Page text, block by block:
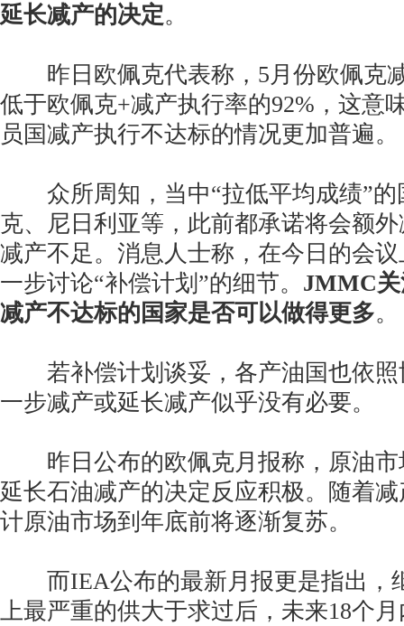
延长减产的决定。
昨日欧佩克代表称，5月份欧佩克
低于欧佩克+减产执行率的92%，这意
员国减产执行不达标的情况更加普遍。
众所周知，当中“拉低平均成绩”的
克、尼日利亚等，此前都承诺将会额
减产不足。消息人士称，在今日的会
一步讨论“补偿计划”的细节。 JMMC关
减产不达标的国家是否可以做得更多。
若补偿计划谈妥，各产油国也依照
一步减产或延长减产似乎没有必要。
昨日公布的欧佩克月报称，原油市
延长石油减产的决定反应积极。随着
计原油市场到年底前将逐渐复苏。
而IEA公布的最新月报更是指出，
上最严重的供大于求过后，未来18个